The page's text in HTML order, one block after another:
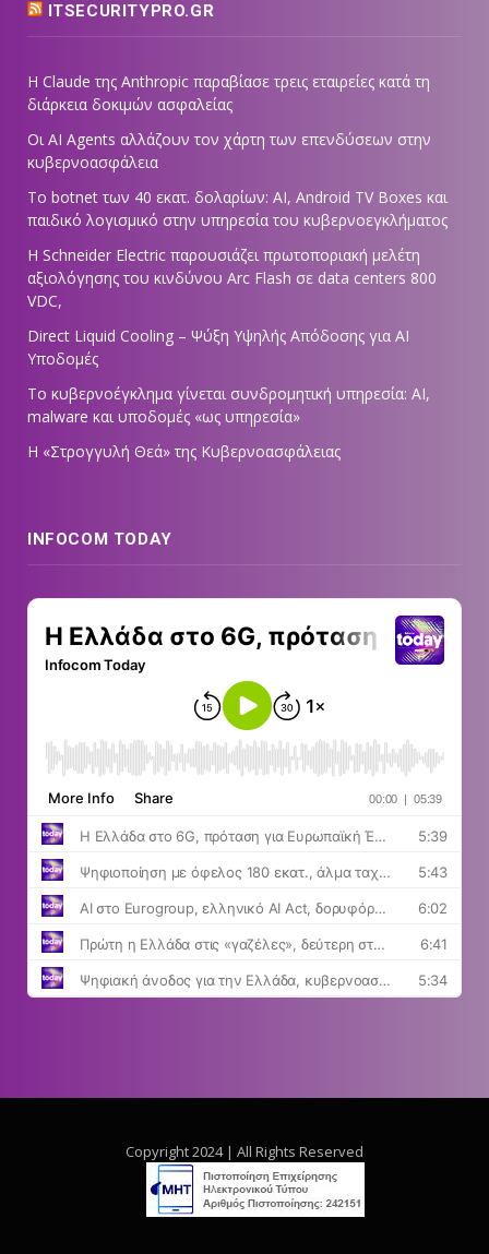
ITSECURITYPRO.GR
Η Claude της Anthropic παραβίασε τρεις εταιρείες κατά τη
διάρκεια δοκιμών ασφαλείας
Οι AI Agents αλλάζουν τον χάρτη των επενδύσεων στην
κυβερνοασφάλεια
Το botnet των 40 εκατ. δολαρίων: AI, Android TV Boxes και
παιδικό λογισμικό στην υπηρεσία του κυβερνοεγκλήματος
Η Schneider Electric παρουσιάζει πρωτοποριακή μελέτη
αξιολόγησης του κινδύνου Arc Flash σε data centers 800
VDC,
Direct Liquid Cooling – Ψύξη Υψηλής Απόδοσης για AI
Υποδομές
Το κυβερνοέγκλημα γίνεται συνδρομητική υπηρεσία: AI,
malware και υποδομές «ως υπηρεσία»
Η «Στρογγυλή Θεά» της Κυβερνοασφάλειας
INFOCOM TODAY
Copyright 2024 | All Rights Reserved